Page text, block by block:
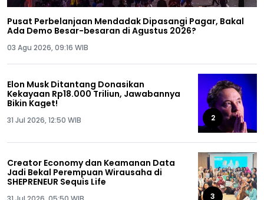
Pusat Perbelanjaan Mendadak Dipasangi Pagar, Bakal
Ada Demo Besar-besaran di Agustus 2026?
03 Agu 2026, 09:16 WIB
Elon Musk Ditantang Donasikan
Kekayaan Rp18.000 Triliun, Jawabannya
Bikin Kaget!
31 Jul 2026, 12:50 WIB 2
Creator Economy dan Keamanan Data
Jadi Bekal Perempuan Wirausaha di
SHEPRENEUR Sequis Life
3